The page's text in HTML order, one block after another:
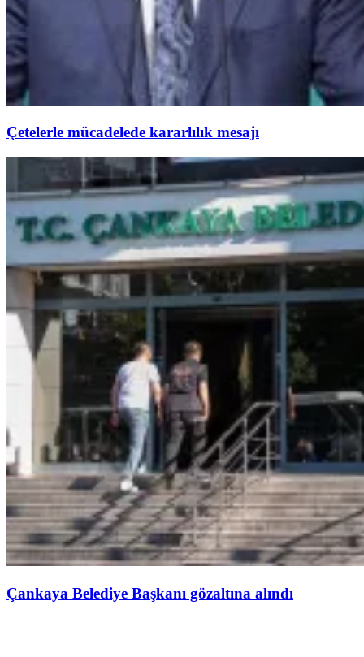
Çetelerle mücadelede kararlılık mesajı
Çankaya Belediye Başkanı gözaltına alındı